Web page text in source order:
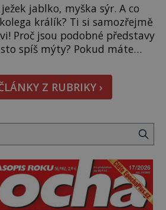
jablko, myška sýr. A co
králík? Ti si samozřejmě
Proč jsou podobné představy
spíš mýty? Pokud máte
měl by ji mít jen jako
Z RUBRIKY ›